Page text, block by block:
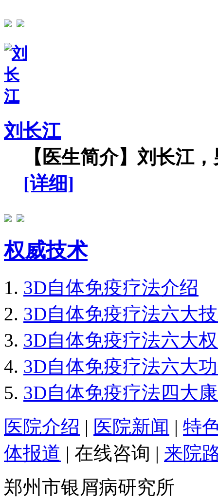
刘长江
【医生简介】刘长江
[详细]
权威技术
3D自体免疫疗法介绍
3D自体免疫疗法六大
3D自体免疫疗法六大
3D自体免疫疗法六大
3D自体免疫疗法四大
医院介绍 | 医院新闻 | 特
体报道 | 在线咨询 | 来院
郑州市银屑病研究所